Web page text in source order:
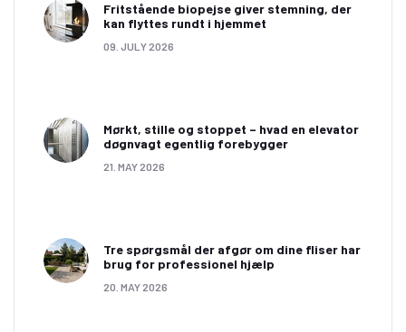
Fritstående biopejse giver stemning, der
kan flyttes rundt i hjemmet
09. JULY 2026
Mørkt, stille og stoppet – hvad en elevator
døgnvagt egentlig forebygger
21. MAY 2026
Tre spørgsmål der afgør om dine fliser har
brug for professionel hjælp
20. MAY 2026